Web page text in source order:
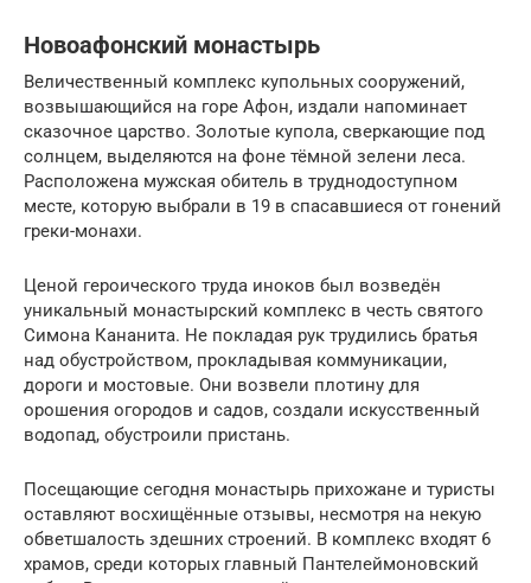
Новоафонский монастырь
Величественный комплекс купольных сооружений,
возвышающийся на горе Афон, издали напоминает
сказочное царство. Золотые купола, сверкающие под
солнцем, выделяются на фоне тёмной зелени леса.
Расположена мужская обитель в труднодоступном
месте, которую выбрали в 19 в спасавшиеся от гонений
греки-монахи.
Ценой героического труда иноков был возведён
уникальный монастырский комплекс в честь святого
Симона Кананита. Не покладая рук трудились братья
над обустройством, прокладывая коммуникации,
дороги и мостовые. Они возвели плотину для
орошения огородов и садов, создали искусственный
водопад, обустроили пристань.
Посещающие сегодня монастырь прихожане и туристы
оставляют восхищённые отзывы, несмотря на некую
обветшалость здешних строений. В комплекс входят 6
храмов, среди которых главный Пантелеймоновский